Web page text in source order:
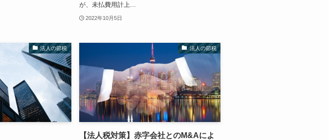
が、未払費用計上...
2022年10月5日
法人の節税 法人の節税
【法人税対策】赤字会社とのM&Aによ